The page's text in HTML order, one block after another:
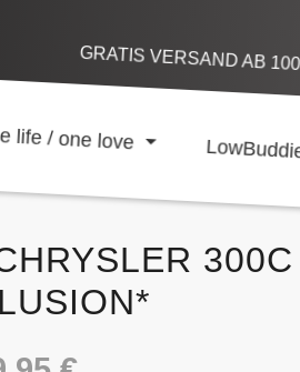
GRATIS VERSAND AB
life / one love